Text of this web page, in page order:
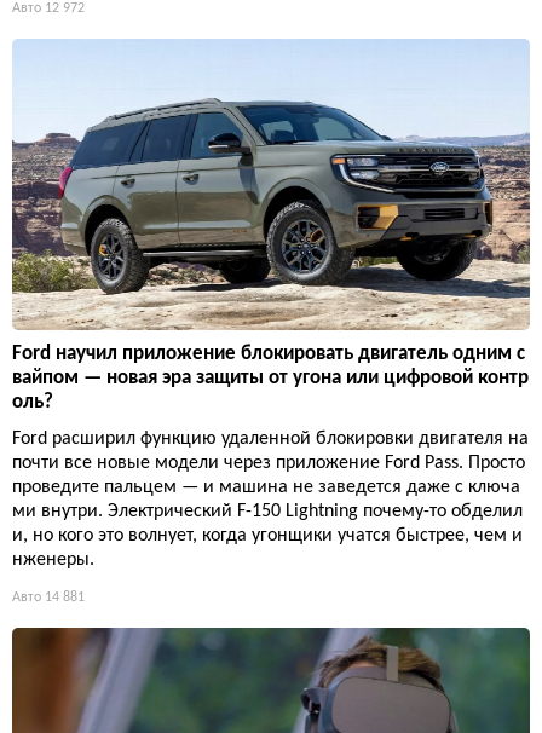
Авто 12 972
Ford научил приложение блокировать двигатель одним с
вайпом — новая эра защиты от угона или цифровой контр
оль?
Ford расширил функцию удаленной блокировки двигателя на
почти все новые модели через приложение Ford Pass. Просто
проведите пальцем — и машина не заведется даже с ключа
ми внутри. Электрический F-150 Lightning почему-то обделил
и, но кого это волнует, когда угонщики учатся быстрее, чем и
нженеры.
Авто 14 881